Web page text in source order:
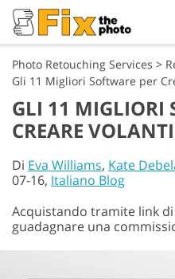
Photo Retouching Services >
Gli 11 Migliori Software per
GLI 11 MIGLIORI
CREARE
Di Eva Williams, Kate
07-16, Italiano Blog
Acquistando tramite link
guadagnare una